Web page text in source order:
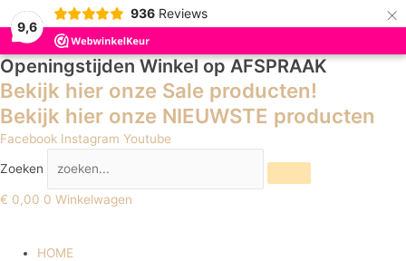
9,6
936 Reviews ×
Openingstijden Winkel op AFSPRAAK
Bekijk hier onze Sale producten!
Bekijk hier onze NIEUWSTE producten
Facebook Instagram Youtube
Zoeken
€ 0,00 0 Winkelwagen
HOME